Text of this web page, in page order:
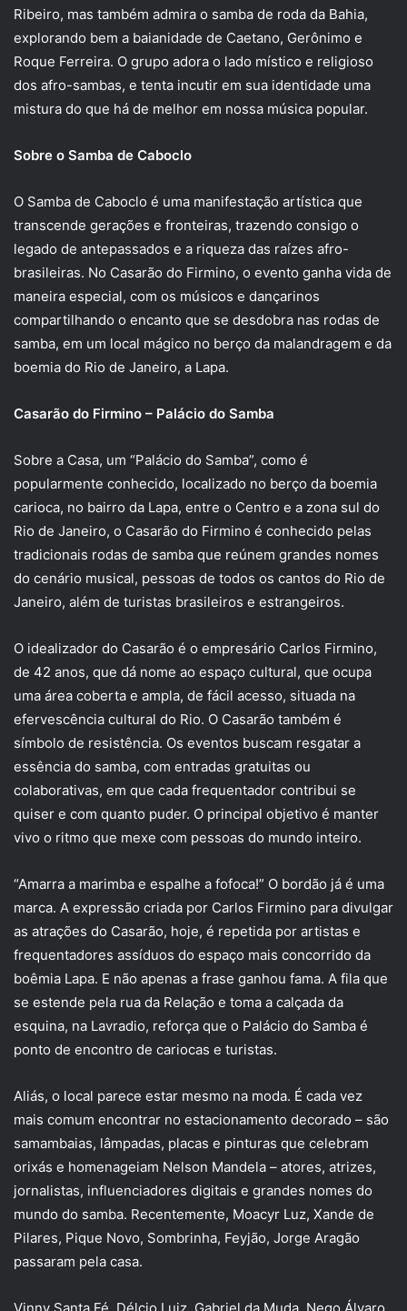
Ribeiro, mas também admira o samba de roda da Bahia,
explorando bem a baianidade de Caetano, Gerônimo e
Roque Ferreira. O grupo adora o lado místico e religioso
dos afro-sambas, e tenta incutir em sua identidade uma
mistura do que há de melhor em nossa música popular.
Sobre o Samba de Caboclo
O Samba de Caboclo é uma manifestação artística que
transcende gerações e fronteiras, trazendo consigo o
legado de antepassados e a riqueza das raízes afro-
brasileiras. No Casarão do Firmino, o evento ganha vida de
maneira especial, com os músicos e dançarinos
compartilhando o encanto que se desdobra nas rodas de
samba, em um local mágico no berço da malandragem e da
boemia do Rio de Janeiro, a Lapa.
Casarão do Firmino – Palácio do Samba
Sobre a Casa, um “Palácio do Samba”, como é
popularmente conhecido, localizado no berço da boemia
carioca, no bairro da Lapa, entre o Centro e a zona sul do
Rio de Janeiro, o Casarão do Firmino é conhecido pelas
tradicionais rodas de samba que reúnem grandes nomes
do cenário musical, pessoas de todos os cantos do Rio de
Janeiro, além de turistas brasileiros e estrangeiros.
O idealizador do Casarão é o empresário Carlos Firmino,
de 42 anos, que dá nome ao espaço cultural, que ocupa
uma área coberta e ampla, de fácil acesso, situada na
efervescência cultural do Rio. O Casarão também é
símbolo de resistência. Os eventos buscam resgatar a
essência do samba, com entradas gratuitas ou
colaborativas, em que cada frequentador contribui se
quiser e com quanto puder. O principal objetivo é manter
vivo o ritmo que mexe com pessoas do mundo inteiro.
“Amarra a marimba e espalhe a fofoca!” O bordão já é uma
marca. A expressão criada por Carlos Firmino para divulgar
as atrações do Casarão, hoje, é repetida por artistas e
frequentadores assíduos do espaço mais concorrido da
boêmia Lapa. E não apenas a frase ganhou fama. A fila que
se estende pela rua da Relação e toma a calçada da
esquina, na Lavradio, reforça que o Palácio do Samba é
ponto de encontro de cariocas e turistas.
Aliás, o local parece estar mesmo na moda. É cada vez
mais comum encontrar no estacionamento decorado – são
samambaias, lâmpadas, placas e pinturas que celebram
orixás e homenageiam Nelson Mandela – atores, atrizes,
jornalistas, influenciadores digitais e grandes nomes do
mundo do samba. Recentemente, Moacyr Luz, Xande de
Pilares, Pique Novo, Sombrinha, Feyjão, Jorge Aragão
passaram pela casa.